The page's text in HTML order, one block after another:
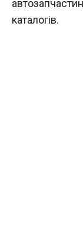
каталогів.